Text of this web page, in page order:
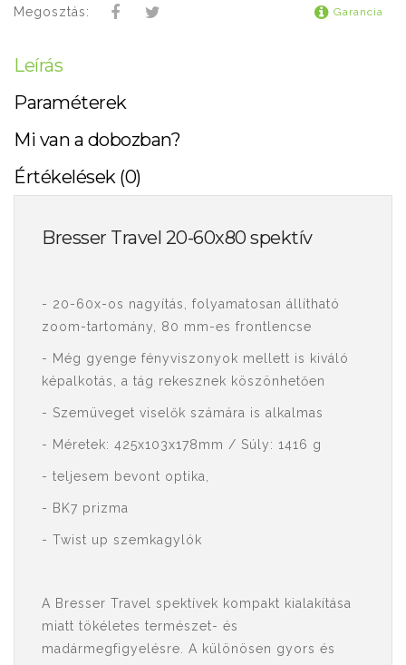
Megosztás: Garancia
Leírás
Paraméterek
Mi van a dobozban?
Értékelések (0)
Bresser Travel 20-60x80 spektív
- 20-60x-os nagyítás, folyamatosan állítható
zoom-tartomány, 80 mm-es frontlencse
- Még gyenge fényviszonyok mellett is kiváló
képalkotás, a tág rekesznek köszönhetően
- Szemüveget viselők számára is alkalmas
- Méretek: 425x103x178mm / Súly: 1416 g
- teljesem bevont optika,
- BK7 prizma
- Twist up szemkagylók
A Bresser Travel spektívek kompakt kialakítása
miatt tökéletes természet- és
madármegfigyelésre. A különösen gyors és